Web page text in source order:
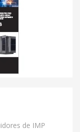
de IMP